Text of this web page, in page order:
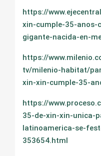
https://
xin-cumple-35-anos-
gigante-nacida-en-
https://
tv/milenio-habitat/
xin-xin-cumple-35-
https://
35-de-xin-xin-unica-
latinoamerica-se-
353654.html